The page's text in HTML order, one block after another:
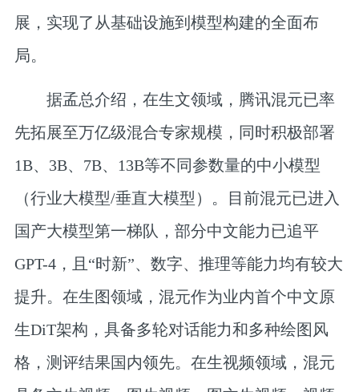
展，实现了从基础设施到模型构建的全面布
局。
据孟总介绍，在生文领域，腾讯混元已率
先拓展至万亿级混合专家规模，同时积极部署
1B、3B、7B、13B等不同参数量的中小模型
（行业大模型/垂直大模型）。目前混元已进入
国产大模型第一梯队，部分中文能力已追平
GPT-4，且“时新”、数字、推理等能力均有较大
提升。在生图领域，混元作为业内首个中文原
生DiT架构，具备多轮对话能力和多种绘图风
格，测评结果国内领先。在生视频领域，混元